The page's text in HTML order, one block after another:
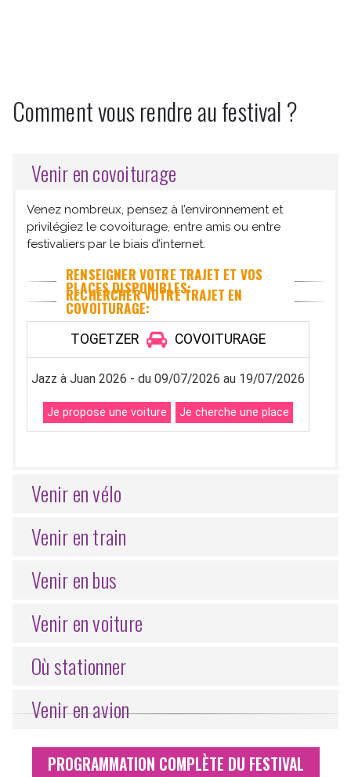
Comment vous rendre au festival ?
Venir en covoiturage
Venez nombreux, pensez à l’environnement et
privilégiez le covoiturage, entre amis ou entre
festivaliers par le biais d’internet.
RENSEIGNER VOTRE TRAJET ET VOS
PLACES DISPONIBLES:
RECHERCHER VOTRE TRAJET EN
COVOITURAGE:
Venir en vélo
Venir en train
Venir en bus
Venir en voiture
Où stationner
Venir en avion
PROGRAMMATION COMPLÈTE DU FESTIVAL